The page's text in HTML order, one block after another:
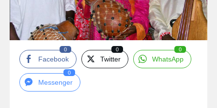
Facebook
0
Twitter
0
WhatsApp
0
Messenger
0